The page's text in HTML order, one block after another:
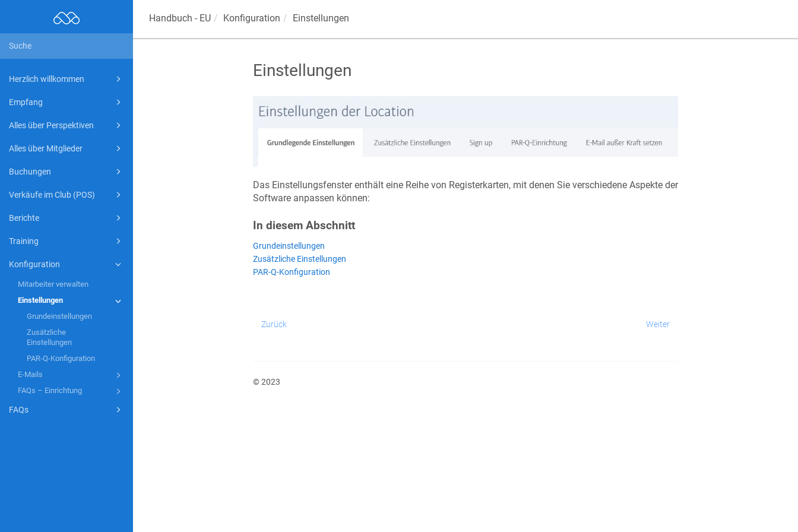
Herzlich willkommen
Empfang
Alles über Perspektiven
Alles über Mitglieder
Buchungen
Verkäufe im Club (POS)
Berichte
Training
Konfiguration
Mitarbeiter verwalten
Einstellungen
Grundeinstellungen
Zusätzliche
Einstellungen
PAR-Q-Konfiguration
E-Mails
FAQs – Einrichtung
FAQs
Handbuch - EU Konfiguration Einstellungen
Einstellungen
Das Einstellungsfenster enthält eine Reihe von Registerkarten, mit denen Sie verschiedene Aspekte der
Software anpassen können:
In diesem Abschnitt
Grundeinstellungen
Zusätzliche Einstellungen
PAR-Q-Konfiguration
Zurück Weiter
© 2023